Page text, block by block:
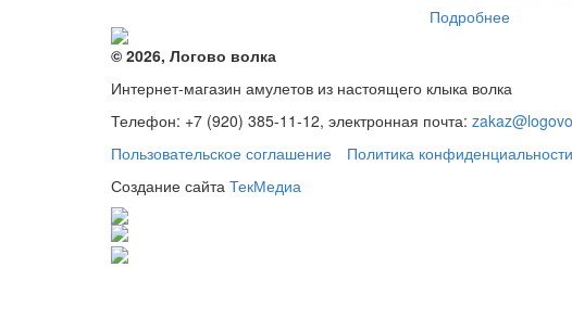
Подробнее
© 2026, Логово волка
Интернет-магазин амулетов из настоящего клыка волка
Телефон: +7 (920) 385-11-12, электронная почта:
Пользовательское соглашение
Политика конфиденциальности
Создание сайта ТекМедиа